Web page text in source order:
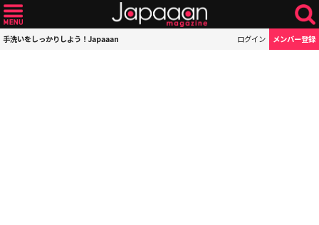
手洗いをしっかりしよう！Japaaan ログイン メンバー登録